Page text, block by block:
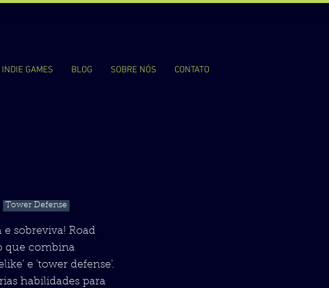
INDIE GAMES BLOG SOBRE NÓS CONTATO
Tower Defense
e sobreviva! Road
que combina
e 'tower defense'.
habilidades para